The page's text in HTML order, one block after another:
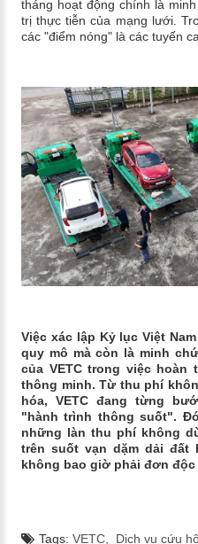
tháng hoạt động chính là
trị thực tiễn của mạng lưới.
các "điểm nóng" là các tuyến
Việc xác lập Kỷ lục Việt
quy mô mà còn là minh
của VETC trong việc
thông minh.Từ thu phí
hóa, VETC đang từng
"hành trình thông suốt".
những làn thu phí không
trên suốt vạn dặm dải
không bao giờ phải đơn
Tags: VETC, Dịch vụ cứu